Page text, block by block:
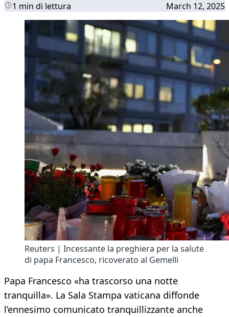
1 min di lettura March 12, 2025
Reuters | Incessante la preghiera per la salute
di papa Francesco, ricoverato al Gemelli
Papa Francesco «ha trascorso una notte
tranquilla». La Sala Stampa vaticana diffonde
l’ennesimo comunicato tranquillizzante anche